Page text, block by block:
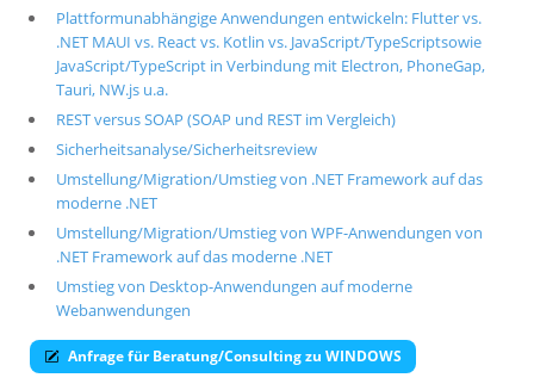
Plattformunabhängige Anwendungen entwickeln: Flutter vs.
.NET MAUI vs. React vs. Kotlin vs. JavaScript/TypeScriptsowie
JavaScript/TypeScript in Verbindung mit Electron, PhoneGap,
Tauri, NW.js u.a.
REST versus SOAP (SOAP und REST im Vergleich)
Sicherheitsanalyse/Sicherheitsreview
Umstellung/Migration/Umstieg von .NET Framework auf das
moderne .NET
Umstellung/Migration/Umstieg von WPF-Anwendungen von
.NET Framework auf das moderne .NET
Umstieg von Desktop-Anwendungen auf moderne
Webanwendungen
Anfrage für Beratung/Consulting zu WINDOWS